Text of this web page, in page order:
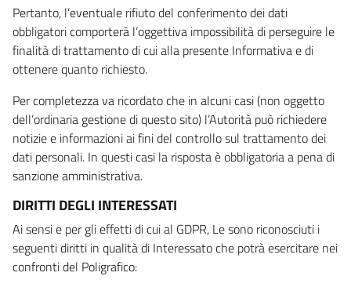
Pertanto, l’eventuale rifiuto del conferimento dei dati
obbligatori comporterà l’oggettiva impossibilità di perseguire le
finalità di trattamento di cui alla presente Informativa e di
ottenere quanto richiesto.
Per completezza va ricordato che in alcuni casi (non oggetto
dell’ordinaria gestione di questo sito) l’Autorità può richiedere
notizie e informazioni ai fini del controllo sul trattamento dei
dati personali. In questi casi la risposta è obbligatoria a pena di
sanzione amministrativa.
DIRITTI DEGLI INTERESSATI
Ai sensi e per gli effetti di cui al GDPR, Le sono riconosciuti i
seguenti diritti in qualità di Interessato che potrà esercitare nei
confronti del Poligrafico: